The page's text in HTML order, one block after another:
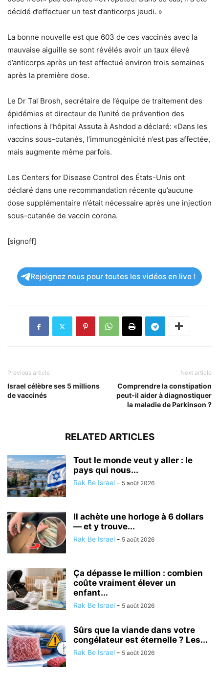
décidé d’effectuer un test d’anticorps jeudi. »
La bonne nouvelle est que 603 de ces vaccinés avec la
mauvaise aiguille se sont révélés avoir un taux élevé
d’anticorps après un test effectué environ trois semaines
après la première dose.
Le Dr Tal Brosh, secrétaire de l’équipe de traitement des
épidémies et directeur de l’unité de prévention des
infections à l’hôpital Assuta à Ashdod a déclaré: «Dans les
vaccins sous-cutanés, l’immunogénicité n’est pas affectée,
mais augmente même parfois.
Les Centers for Disease Control des États-Unis ont
déclaré dans une recommandation récente qu’aucune
dose supplémentaire n’était nécessaire après une injection
sous-cutanée de vaccin corona.
[signoff]
Rejoignez nous pour toutes les vidéos en live !
Previous article
Israel célèbre ses 5 millions
de vaccinés
Next article
Comprendre la constipation
peut-il aider à diagnostiquer
la maladie de Parkinson ?
RELATED ARTICLES
Tout le monde veut y aller : le
pays qui nous...
Rak Be Israel - 5 août 2026
Il achète une horloge à 6 dollars
— et y trouve...
Rak Be Israel - 5 août 2026
Ça dépasse le million : combien
coûte vraiment élever un
enfant...
Rak Be Israel - 5 août 2026
Sûrs que la viande dans votre
congélateur est éternelle ? Les...
Rak Be Israel - 5 août 2026